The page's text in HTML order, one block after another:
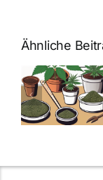
Ähnliche
Was